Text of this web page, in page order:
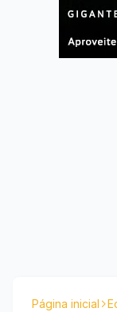
Página inicial